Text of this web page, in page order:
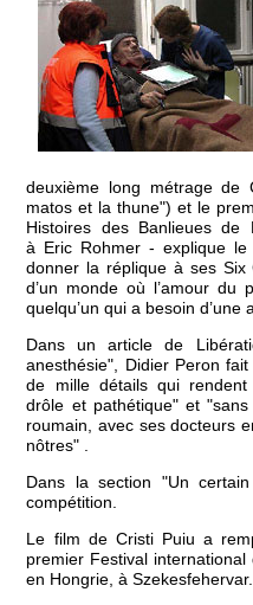
deuxième long métrage de
matos et la thune") et le
Histoires des Banlieues de
à Eric Rohmer - explique
donner la réplique à ses
d’un monde où l’amour du
quelqu’un qui a besoin
Dans un article de
anesthésie", Didier Peron
de mille détails qui rendent
drôle et pathétique" et
roumain, avec ses docteurs
nôtres" .
Dans la section "Un
compétition.
Le film de Cristi Puiu a
premier Festival
en Hongrie, à Szekesfehervar.